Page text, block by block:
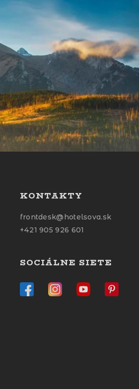
KONTAKTY
frontdesk@hotelsova.sk
+421 905 926 601
SOCIÁLNE SIETE